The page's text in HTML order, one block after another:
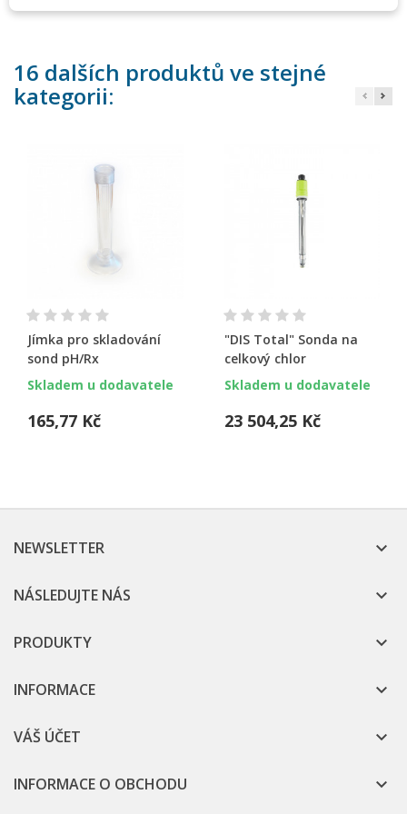
16 dalších produktů ve stejné
kategorii:
Jímka pro skladování
sond pH/Rx
Skladem u dodavatele
165,77 Kč
"DIS Total" Sonda na
celkový chlor
Skladem u dodavatele
23 504,25 Kč
NEWSLETTER 
NÁSLEDUJTE NÁS 
PRODUKTY 
INFORMACE 
VÁŠ ÚČET 
INFORMACE O OBCHODU 